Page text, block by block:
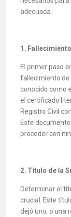
adecuada.
1.
El primer paso
fallecimiento de
conocido como
el certificado
Registro Civil
Este
proceder con
2. Título de la
Determinar el
crucial. Este
dejó uno, o una